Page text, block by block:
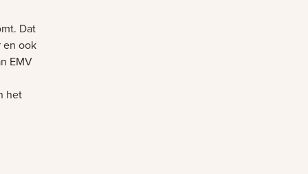
Dat
en ook
EMV
het